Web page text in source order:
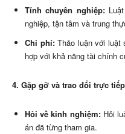
Tính chuyên nghiệp:Luật
nghiệp, tận tâm và trung
Chi phí:Thảo luận với luật
hợp với khả năng tài chính
4. Gặp gỡ và trao đổi trực
Hỏi về kinh nghiệm:Hỏi
án đã từng tham gia.